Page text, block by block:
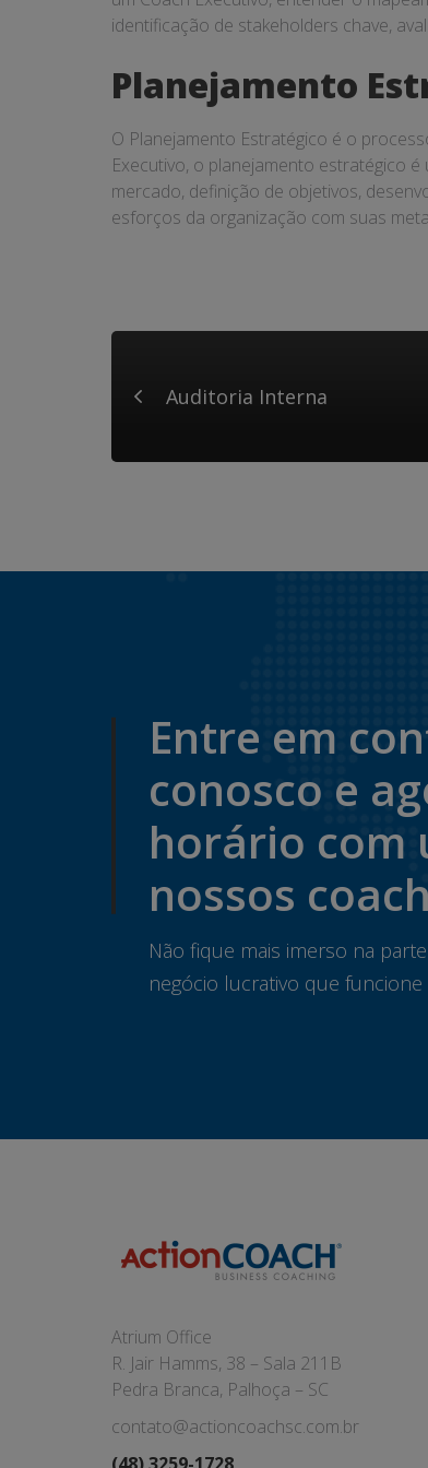
identificação de stakeholders chave,
Planejamento
O Planejamento Estratégico é o
Executivo, o planejamento estratégico
mercado, definição de objetivos,
esforços da organização com suas
Auditoria Interna
Entre em
conosco e
horário com
nossos
Não fique mais imerso na
negócio lucrativo que funcione
Atrium Office
R. Jair Hamms, 38 – Sala 211B
Pedra Branca, Palhoça – SC
contato@actioncoachsc.com.br